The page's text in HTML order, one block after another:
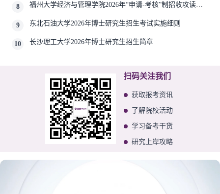
8
福州大学经济与管理学院2026年“申请-考核”制招收攻读博
9
东北石油大学2026年博士研究生招生考试实施细则
10 长沙理工大学2026年博士研究生招生简章
扫码关注我们
获取报考资讯
了解院校活动
学习备考干货
研究上岸攻略